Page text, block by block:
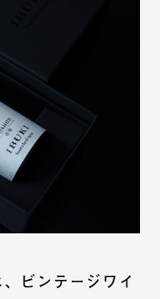
ビンテージワイ